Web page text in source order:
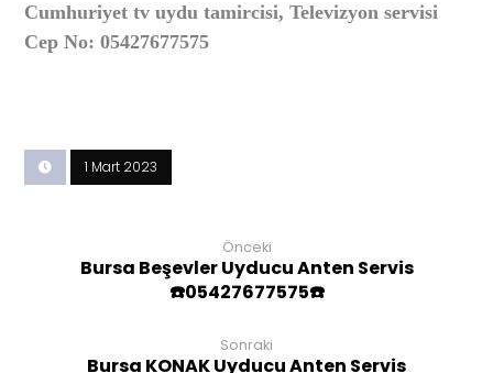
Cumhuriyet tv uydu tamircisi,Televizyon servisi
Cep No: 05427677575
1 Mart 2023
Önceki
Bursa Beşevler Uyducu Anten Servis
☎️05427677575☎️
Sonraki
Bursa KONAK Uyducu Anten Servis